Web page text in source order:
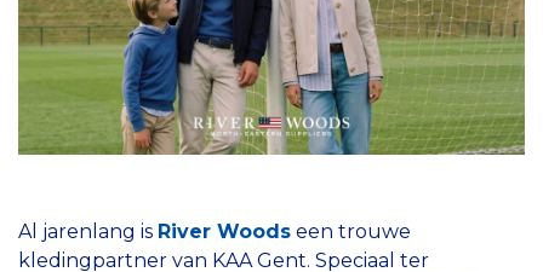
Al jarenlang is River Woods een trouwe
kledingpartner van KAA Gent. Speciaal ter